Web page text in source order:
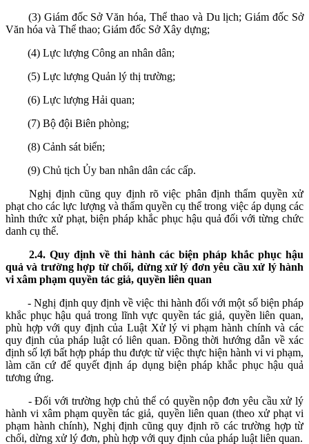
(3) Giám đốc Sở Văn hóa, Thể thao và Du lịch; Giám đốc Sở
Văn hóa và Thể thao; Giám đốc Sở Xây dựng;
(4) Lực lượng Công an nhân dân;
(5) Lực lượng Quản lý thị trường;
(6) Lực lượng Hải quan;
(7) Bộ đội Biên phòng;
(8) Cảnh sát biển;
(9) Chủ tịch Ủy ban nhân dân các cấp.
Nghị định cũng quy định rõ việc phân định thẩm quyền xử
phạt cho các lực lượng và thẩm quyền cụ thể trong việc áp dụng các
hình thức xử phạt, biện pháp khắc phục hậu quả đối với từng chức
danh cụ thể.
2.4.Quy định về thi hành các biện pháp khắc phục hậu
quả và trường hợp từ chối, dừng xử lý đơn yêu cầu xử lý hành
vi xâm phạm quyền tác giả, quyền liên quan
- Nghị định quy định về việc thi hành đối với một số biện pháp
khắc phục hậu quả trong lĩnh vực quyền tác giả, quyền liên quan,
phù hợp với quy định của Luật Xử lý vi phạm hành chính và các
quy định của pháp luật có liên quan. Đồng thời hướng dẫn về xác
định số lợi bất hợp pháp thu được từ việc thực hiện hành vi vi phạm,
làm căn cứ để quyết định áp dụng biện pháp khắc phục hậu quả
tương ứng.
- Đối với trường hợp chủ thể có quyền nộp đơn yêu cầu xử lý
hành vi xâm phạm quyền tác giả, quyền liên quan (theo xử phạt vi
phạm hành chính), Nghị định cũng quy định rõ các trường hợp từ
chối, dừng xử lý đơn, phù hợp với quy định của pháp luật liên quan.